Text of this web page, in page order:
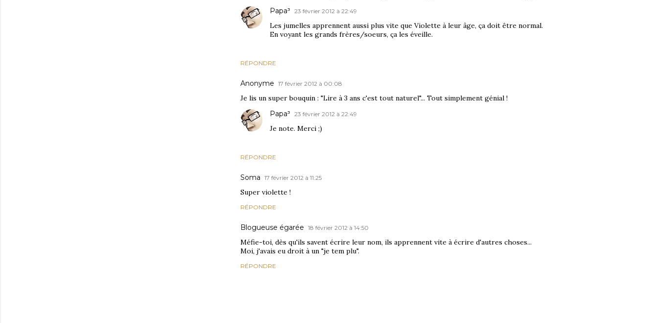
RÉPONDRE
Papa³ 23 février 2012 à 22:49
Les jumelles apprennent aussi plus vite que Violette à leur âge, ça doit être normal.
En voyant les grands frères/soeurs, ça les éveille.
Anonyme 17 février 2012 à 00:08
Je lis un super bouquin : "Lire à 3 ans c'est tout naturel"... Tout simplement génial !
RÉPONDRE
Papa³ 23 février 2012 à 22:49
Je note. Merci ;)
Soma 17 février 2012 à 11:25
Super violette !
RÉPONDRE
Blogueuse égarée 18 février 2012 à 14:50
Méfie-toi, dès qu'ils savent écrire leur nom, ils apprennent vite à écrire d'autres choses...
Moi, j'avais eu droit à un "je tem plu".
RÉPONDRE